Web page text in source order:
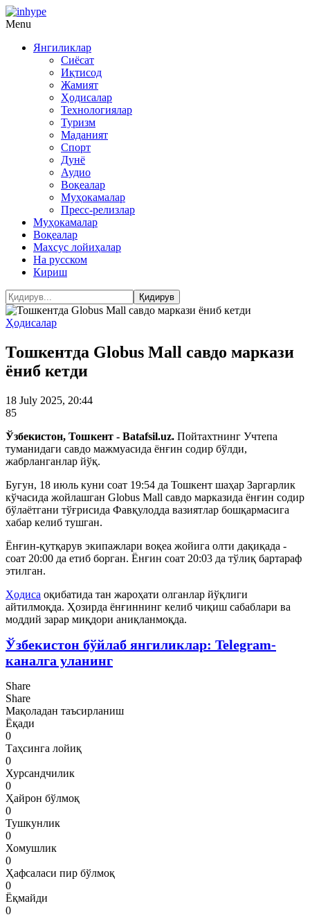
Menu
Янгиликлар
Сиёсат
Иқтисод
Жамият
Ҳодисалар
Технологиялар
Туризм
Маданият
Спорт
Дунё
Аудио
Воқеалар
Муҳокамалар
Пресс-релизлар
Муҳокамалар
Воқеалар
Махсус лойиҳалар
На русском
Кириш
Ҳодисалар
Тошкентда Globus Mall савдо маркази
ёниб кетди
18 July 2025, 20:44
85
Ўзбекистон, Тошкент - Batafsil.uz. Пойтахтнинг Учтепа
туманидаги савдо мажмуасида ёнғин содир бўлди,
жабрланганлар йўқ.
Бугун, 18 июль куни соат 19:54 да Тошкент шаҳар Заргарлик
кўчасида жойлашган Globus Mall савдо марказида ёнғин содир
бўлаётгани тўғрисида Фавқулодда вазиятлар бошқармасига
хабар келиб тушган.
Ёнғин-қутқарув экипажлари воқеа жойига олти дақиқада -
соат 20:00 да етиб борган. Ёнғин соат 20:03 да тўлиқ бартараф
этилган.
Ҳодиса оқибатида тан жароҳати олганлар йўқлиги
айтилмоқда. Ҳозирда ёнғиннинг келиб чиқиш сабаблари ва
моддий зарар миқдори аниқланмоқда.
Ўзбекистон бўйлаб янгиликлар: Telegram-
каналга уланинг
Share
Share
Мақоладан таъсирланиш
Ёқади
0
Таҳсинга лойиқ
0
Хурсандчилик
0
Ҳайрон бўлмоқ
0
Тушкунлик
0
Хомушлик
0
Ҳафсаласи пир бўлмоқ
0
Ёқмайди
0